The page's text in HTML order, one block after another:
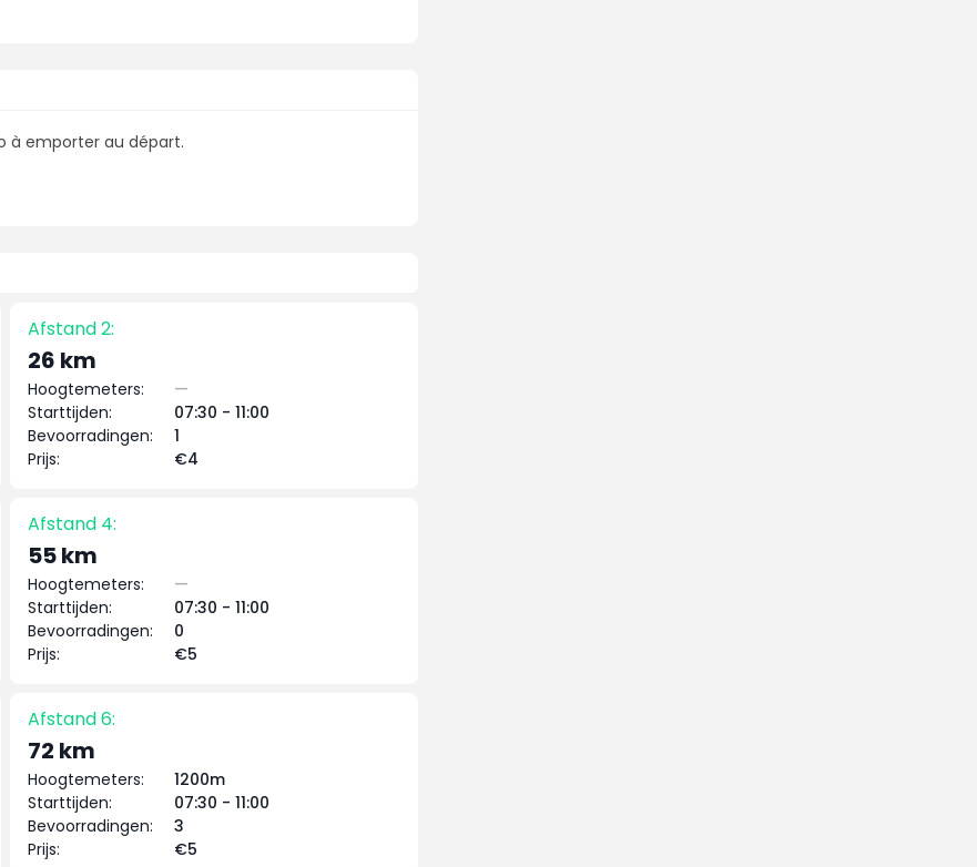
à emporter au départ.
Afstand 2:
26 km
Hoogtemeters:
—
Starttijden:
07:30 - 11:00
Bevoorradingen:
1
Prijs:
€4
Afstand 4:
55 km
Hoogtemeters:
—
Starttijden:
07:30 - 11:00
Bevoorradingen:
0
Prijs:
€5
Afstand 6:
72 km
Hoogtemeters:
1200m
Starttijden:
07:30 - 11:00
Bevoorradingen:
3
Prijs:
€5